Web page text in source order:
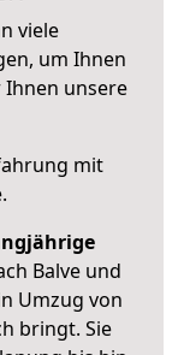
viele
um Ihnen
Ihnen unsere
mit
.
Balve und
Umzug von
bringt. Sie